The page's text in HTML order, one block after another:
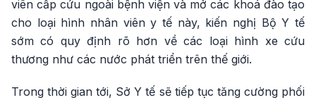
viên cấp cứu ngoài bệnh viện và mở các khoá đào tạo
cho loại hình nhân viên y tế này, kiến nghị Bộ Y tế
sớm có quy định rõ hơn về các loại hình xe cứu
thương như các nước phát triển trên thế giới.
Trong thời gian tới, Sở Y tế sẽ tiếp tục tăng cường phối